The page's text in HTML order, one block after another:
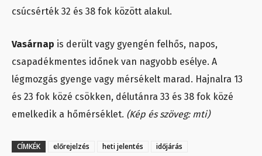
csúcsérték 32 és 38 fok között alakul.
Vasárnap is derült vagy gyengén felhős, napos,
csapadékmentes időnek van nagyobb esélye. A
légmozgás gyenge vagy mérsékelt marad. Hajnalra 13
és 23 fok közé csökken, délutánra 33 és 38 fok közé
emelkedik a hőmérséklet. (Kép és szöveg: mti)
CÍMKÉK előrejelzés heti jelentés időjárás